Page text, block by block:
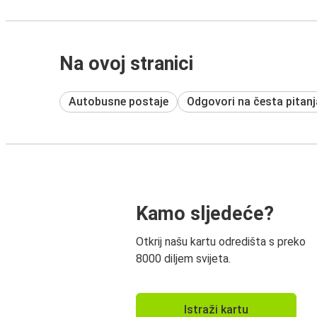
Na ovoj stranici
Autobusne postaje Odgovori na česta
Kamo sljedeće?
Otkrij našu kartu odredišta s preko
8000 diljem svijeta.
Istraži kartu